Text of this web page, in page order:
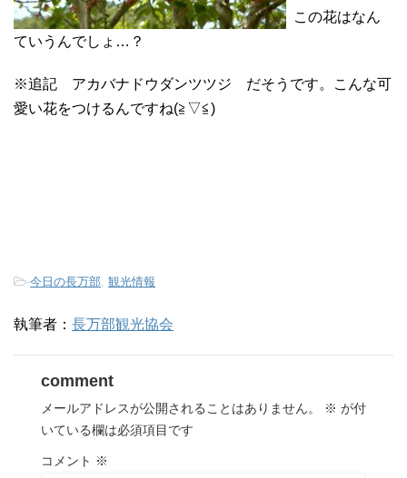
この花はなん
ていうんでしょ…？
※追記 アカバナドウダンツツジ だそうです。こんな可
愛い花をつけるんですね(≧▽≦)
-今日の長万部 観光情報
執筆者： 長万部観光協会
comment
メールアドレスが公開されることはありません。 ※ が付
いている欄は必須項目です
コメント ※